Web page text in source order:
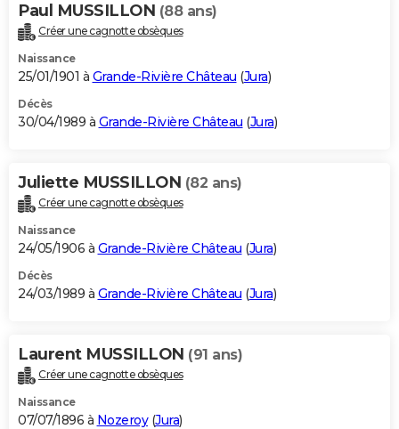
Paul MUSSILLON (88 ans)
Créer une cagnotte obsèques
Naissance
25/01/1901 à Grande-Rivière Château (Jura)
Décès
30/04/1989 à Grande-Rivière Château (Jura)
Juliette MUSSILLON (82 ans)
Créer une cagnotte obsèques
Naissance
24/05/1906 à Grande-Rivière Château (Jura)
Décès
24/03/1989 à Grande-Rivière Château (Jura)
Laurent MUSSILLON (91 ans)
Créer une cagnotte obsèques
Naissance
07/07/1896 à Nozeroy(Jura)